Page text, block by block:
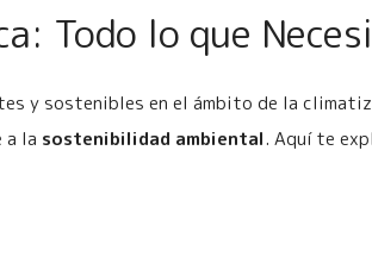
Todo lo que
y sostenibles en el ámbito de la
a la sostenibilidad ambiental. Aquí te